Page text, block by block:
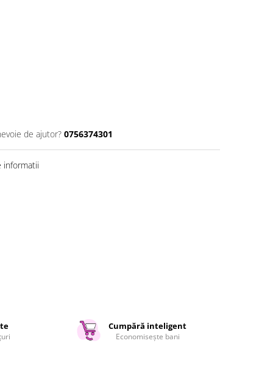
de ajutor? 0756374301
informatii
Cumpără inteligent
Economisește bani